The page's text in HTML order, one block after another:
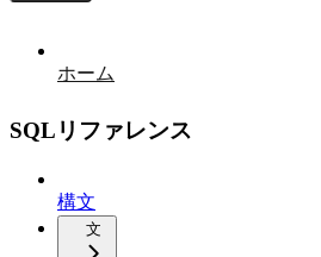
ホーム
SQLリファレンス
構文
文